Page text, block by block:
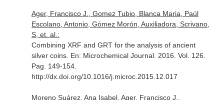
Ager, Francisco J., Gomez Tubio, Blanca Maria, Paúl
Escolano, Antonio, Gómez Morón, Auxiliadora, Scrivano,
S, et. al.:
Combining XRF and GRT for the analysis of ancient
silver coins. En: Microchemical Journal. 2016. Vol. 126.
Pag. 149-154.
http://dx.doi.org/10.1016/j.microc.2015.12.017
Moreno Suárez, Ana Isabel, Ager, Francisco J.,